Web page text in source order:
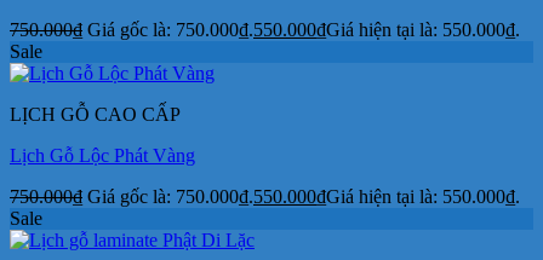
750.000₫ Giá gốc là: 750.000₫.550.000₫Giá hiện tại là: 550.000₫.
Sale
LỊCH GỖ CAO CẤP
Lịch Gỗ Lộc Phát Vàng
750.000₫ Giá gốc là: 750.000₫.550.000₫Giá hiện tại là: 550.000₫.
Sale